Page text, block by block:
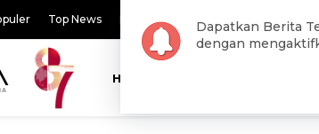
Top News Pilihan Editor Pemilu Otomotif
HOME
Dapatkan Berita
dengan